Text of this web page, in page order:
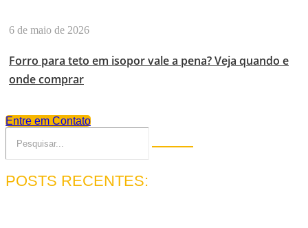
6 de maio de 2026
Forro para teto em isopor vale a pena? Veja quando e
onde comprar
Entre em Contato
POSTS RECENTES: